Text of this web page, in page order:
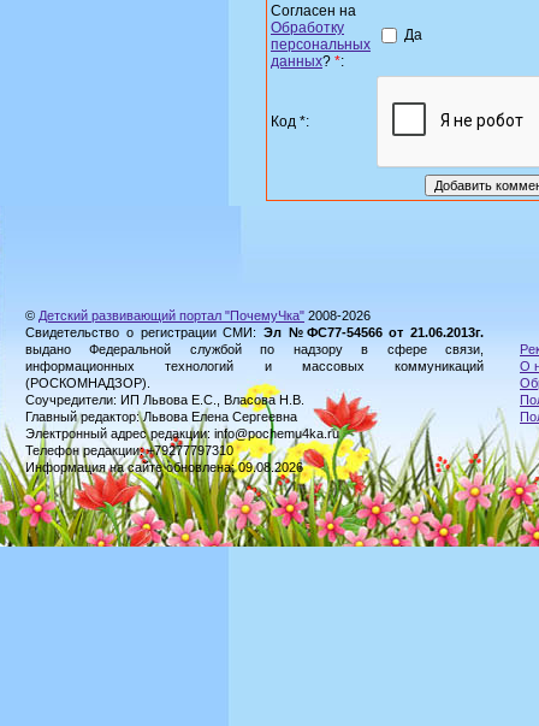
Согласен на
Обработку
персональных
данных? *:
Да
Код *:
© Детский развивающий портал "ПочемуЧка" 2008-2026
Свидетельство о регистрации СМИ: Эл №ФС77-54566 от 21.06.2013г.
выдано Федеральной службой по надзору в сфере связи,
информационных технологий и массовых коммуникаций
(РОСКОМНАДЗОР).
Соучредители: ИП Львова Е.С., Власова Н.В.
Главный редактор: Львова Елена Сергеевна
Электронный адрес редакции: info@pochemu4ka.ru
Телефон редакции: +79277797310
Информация на сайте обновлена: 09.08.2026
О